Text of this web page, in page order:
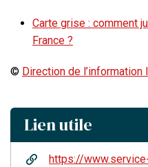
Carte grise : comment
France ?
© Direction de
Lien utile
https://